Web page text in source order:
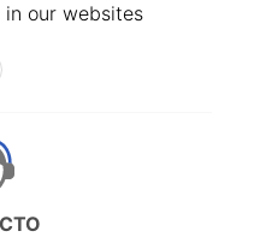
our websites